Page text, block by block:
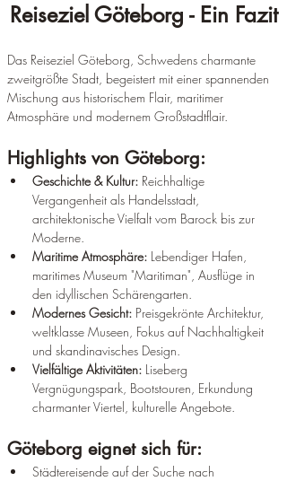
Reiseziel Göteborg - Ein Fazit
Das Reiseziel Göteborg, Schwedens charmante
zweitgrößte Stadt, begeistert mit einer spannenden
Mischung aus historischem Flair, maritimer
Atmosphäre und modernem Großstadtflair.
Highlights von Göteborg:
Geschichte & Kultur: Reichhaltige
Vergangenheit als Handelsstadt,
architektonische Vielfalt vom Barock bis zur
Moderne.
Maritime Atmosphäre: Lebendiger Hafen,
maritimes Museum "Maritiman", Ausflüge in
den idyllischen Schärengarten.
Modernes Gesicht: Preisgekrönte Architektur,
weltklasse Museen, Fokus auf Nachhaltigkeit
und skandinavisches Design.
Vielfältige Aktivitäten: Liseberg
Vergnügungspark, Bootstouren, Erkundung
charmanter Viertel, kulturelle Angebote.
Göteborg eignet sich für:
Städtereisende auf der Suche nach